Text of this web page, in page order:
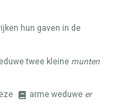
hun gaven in de
twee kleine munten
arme weduwe er